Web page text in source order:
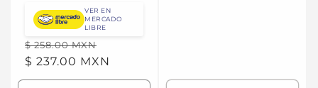
VER EN
MERCADO
LIBRE
Precio
habitual
$ 258.00 MXN
de
oferta
$ 237.00 MXN